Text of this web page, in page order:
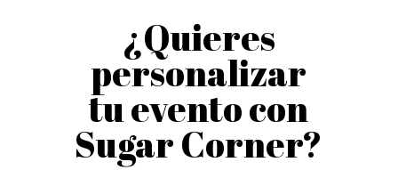
¿Quieres
personalizar
tu evento con
Sugar Corner?